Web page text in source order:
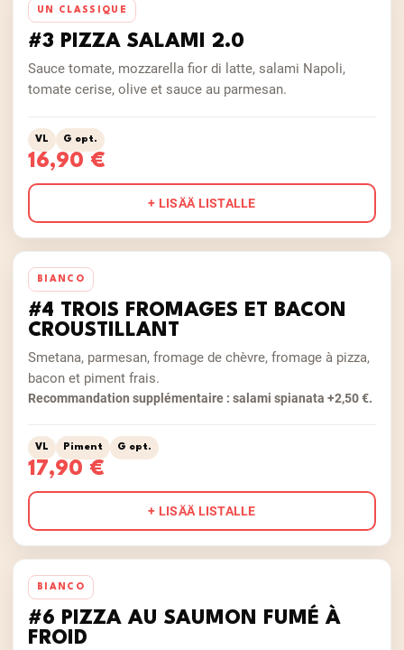
UN CLASSIQUE
#3 PIZZA SALAMI 2.0
Sauce tomate, mozzarella fior di latte, salami Napoli,
tomate cerise, olive et sauce au parmesan.
VL G opt.
16,90 €
+ LISÄÄ LISTALLE
BIANCO
#4 TROIS FROMAGES ET BACON
CROUSTILLANT
Smetana, parmesan, fromage de chèvre, fromage à pizza,
bacon et piment frais.
Recommandation supplémentaire : salami spianata +2,50 €.
VL Piment G opt.
17,90 €
+ LISÄÄ LISTALLE
BIANCO
#6 PIZZA AU SAUMON FUMÉ À
FROID